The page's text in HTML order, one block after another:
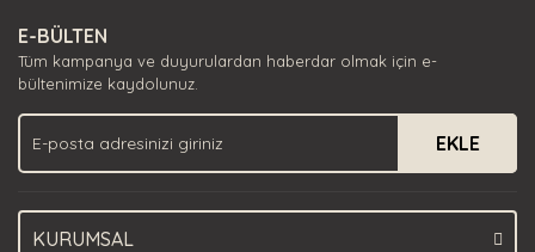
Ürün açıklamasında eksik bilgiler bulunuyor.
Ürün bilgilerinde hatalar bulunuyor.
Ürün fiyatı diğer sitelerden daha pahalı.
Bu ürüne benzer farklı alternatifler olmalı.
E-BÜLTEN
Tüm kampanya ve duyurulardan haberdar olmak için e-
bültenimize kaydolunuz.
EKLE
KURUMSAL